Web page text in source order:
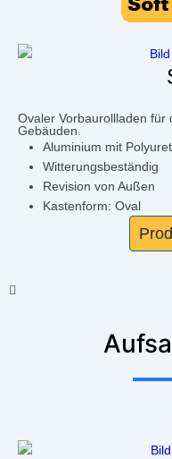
Ovaler Vorbaurollladen für
Gebäuden.
Aluminium mit
Witterungsbeständig
Revision von Außen
Kastenform: Oval